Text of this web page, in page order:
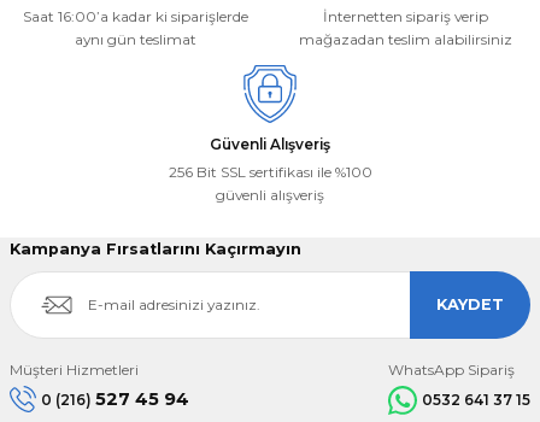
Saat 16:00’a kadar ki siparişlerde
aynı gün teslimat
İnternetten sipariş verip
mağazadan teslim alabilirsiniz
Güvenli Alışveriş
256 Bit SSL sertifikası ile %100
güvenli alışveriş
Kampanya Fırsatlarını Kaçırmayın
KAYDET
Müşteri Hizmetleri
0 (216) 527 45 94
WhatsApp Sipariş
0532 641 37 15